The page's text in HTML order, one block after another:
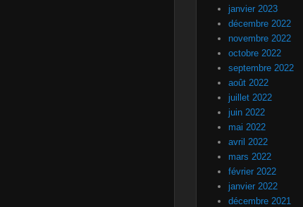
janvier 2023
décembre 2022
novembre 2022
octobre 2022
septembre 2022
août 2022
juillet 2022
juin 2022
mai 2022
avril 2022
mars 2022
février 2022
janvier 2022
décembre 2021